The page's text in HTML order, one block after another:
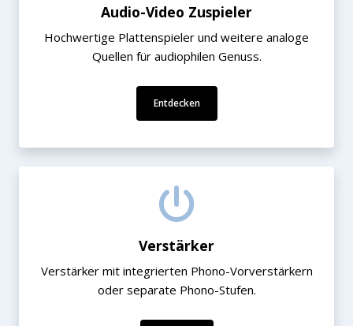
Audio-Video Zuspieler
Hochwertige Plattenspieler und weitere analoge
Quellen für audiophilen Genuss.
Entdecken
Verstärker
Verstärker mit integrierten Phono-Vorverstärkern
oder separate Phono-Stufen.